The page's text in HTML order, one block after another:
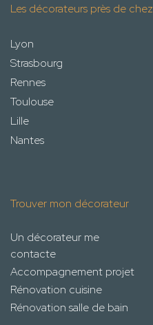
Les décorateurs près de
Lyon
Strasbourg
Rennes
Toulouse
Lille
Nantes
Trouver mon décorateur
Un décorateur me
contacte
Accompagnement projet
Rénovation cuisine
Rénovation salle de bain